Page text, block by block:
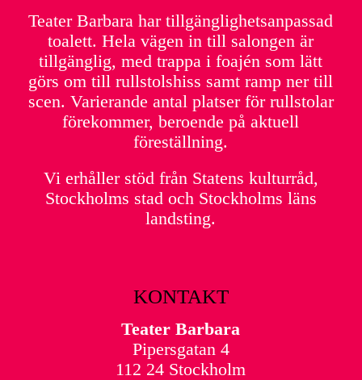
Teater Barbara har tillgänglighetsanpassad
toalett. Hela vägen in till salongen är
tillgänglig, med trappa i foajén som lätt
görs om till rullstolshiss samt ramp ner till
scen. Varierande antal platser för rullstolar
förekommer, beroende på aktuell
föreställning.
Vi erhåller stöd från Statens kulturråd,
Stockholms stad och Stockholms läns
landsting.
KONTAKT
Teater Barbara
Pipersgatan 4
112 24 Stockholm